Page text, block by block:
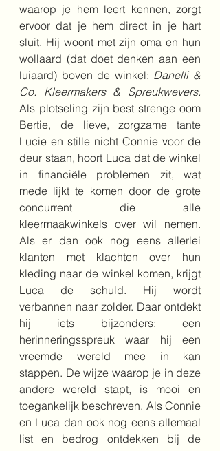
waarop je hem leert kennen, zorgt
ervoor dat je hem direct in je hart
sluit. Hij woont met zijn oma en hun
wollaard (dat doet denken aan een
luiaard) boven de winkel: Danelli &
Co. Kleermakers & Spreukwevers.
Als plotseling zijn best strenge oom
Bertie, de lieve, zorgzame tante
Lucie en stille nicht Connie voor de
deur staan, hoort Luca dat de winkel
in financiële problemen zit, wat
mede lijkt te komen door de grote
concurrent die alle
kleermaakwinkels over wil nemen.
Als er dan ook nog eens allerlei
klanten met klachten over hun
kleding naar de winkel komen, krijgt
Luca de schuld. Hij wordt
verbannen naar zolder. Daar ontdekt
hij iets bijzonders: een
herinneringsspreuk waar hij een
vreemde wereld mee in kan
stappen. De wijze waarop je in deze
andere wereld stapt, is mooi en
toegankelijk beschreven. Als Connie
en Luca dan ook nog eens allemaal
list en bedrog ontdekken bij de